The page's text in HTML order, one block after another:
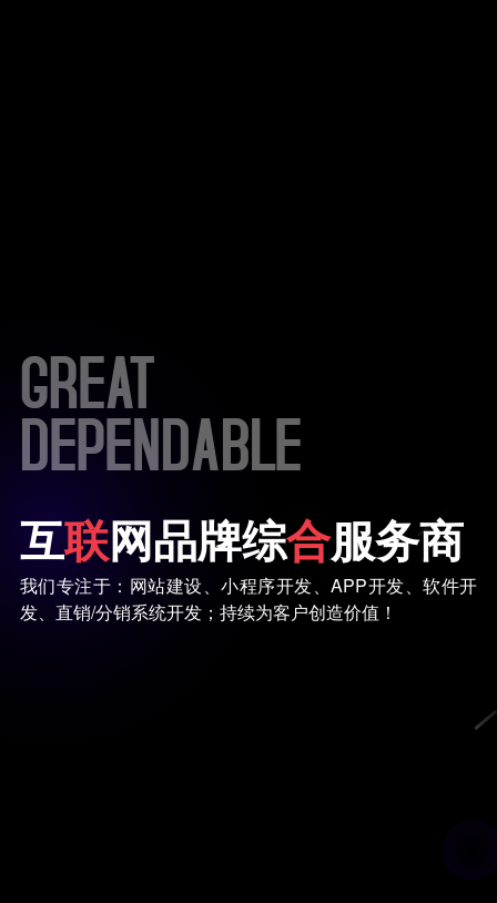
GREAT
DEPENDABLE
互联网品牌综合服务商
我们专注于：网站建设、小程序开发、APP开发、软件开
发、直销/分销系统开发；持续为客户创造价值！